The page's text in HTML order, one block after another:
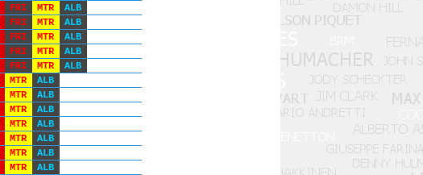
FRI MTR
ALB
FRI MTR
ALB
FRI MTR
ALB
FRI MTR
ALB
FRI MTR
ALB
MTR
ALB
MTR
ALB
MTR
ALB
MTR
ALB
MTR
ALB
MTR
ALB
MTR
ALB